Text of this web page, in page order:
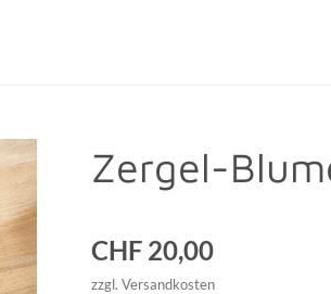
Zergel-
CHF 20,00
zzgl. Versandkosten